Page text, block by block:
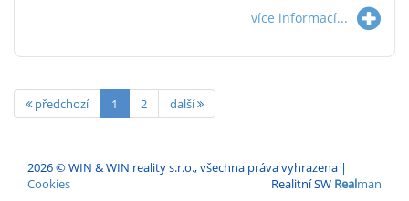
více informací...
předchozí 1 2 další
2026 © WIN & WIN reality s.r.o., všechna práva vyhrazena |
Cookies
Realitní SW Realman